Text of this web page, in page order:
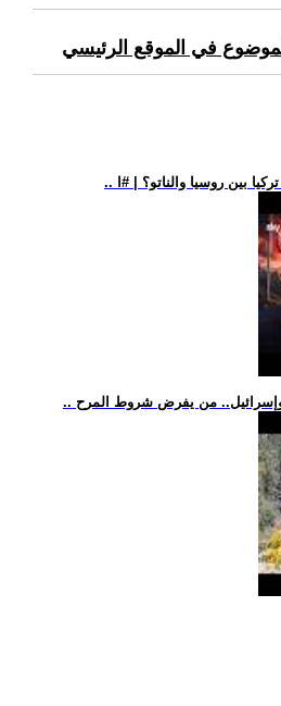
في الموقع الرئيسي
بين روسيا والناتو؟ | #ا
وإسرائيل.. من يفرض شروط المرح